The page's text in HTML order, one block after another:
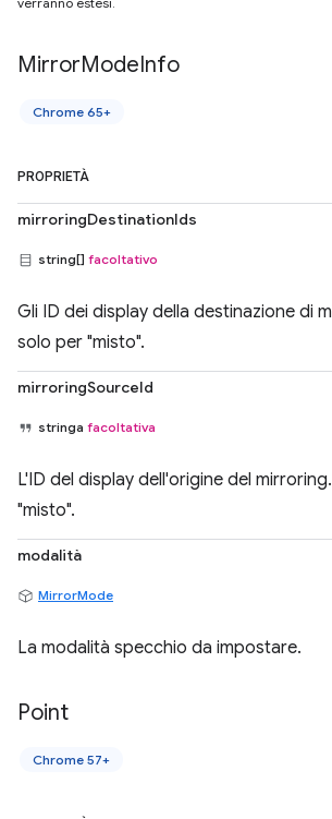
MirrorModeInfo
Chrome 65+
PROPRIETÀ
mirroringDestinationIds
string[] facoltativo
Gli ID dei display della destinazione di
solo per "misto".
mirroringSourceId
stringa facoltativa
L'ID del display dell'origine del
"misto".
modalità
MirrorMode
La modalità specchio da impostare.
Point
Chrome 57+